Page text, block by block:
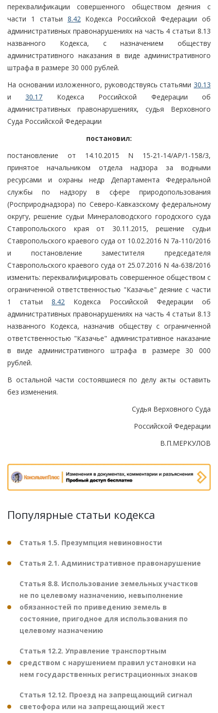
переквалификации совершенного обществом деяния с
части 1 статьи 8.42 Кодекса Российской Федерации об
административных правонарушениях на часть 4 статьи 8.13
названного Кодекса, с назначением обществу
административного наказания в виде административного
штрафа в размере 30 000 рублей.
На основании изложенного, руководствуясь статьями 30.13
и30.17 Кодекса Российской Федерации об
административных правонарушениях, судья Верховного
Суда Российской Федерации
постановил:
постановление от 14.10.2015 N 15-21-14/АР/1-158/3,
принятое начальником отдела надзора за водными
ресурсами и охраны недр Департамента Федеральной
службы по надзору в сфере природопользования
(Росприроднадзора) по Северо-Кавказскому федеральному
округу, решение судьи Минераловодского городского суда
Ставропольского края от 30.11.2015, решение судьи
Ставропольского краевого суда от 10.02.2016 N 7а-110/2016
и постановление заместителя председателя
Ставропольского краевого суда от 25.07.2016 N 4а-638/2016
изменить: переквалифицировать совершенное обществом с
ограниченной ответственностью "Казачье" деяние с части
1 статьи 8.42 Кодекса Российской Федерации об
административных правонарушениях на часть 4 статьи 8.13
названного Кодекса, назначив обществу с ограниченной
ответственностью "Казачье" административное наказание
в виде административного штрафа в размере 30 000
рублей.
В остальной части состоявшиеся по делу акты оставить
без изменения.
Судья Верховного Суда
Российской Федерации
В.П.МЕРКУЛОВ
Популярные статьи кодекса
Статья 1.5. Презумпция невиновности
Статья 2.1. Административное правонарушение
Статья 8.8. Использование земельных участков
не по целевому назначению, невыполнение
обязанностей по приведению земель в
состояние, пригодное для использования по
целевому назначению
Статья 12.2. Управление транспортным
средством с нарушением правил установки на
нем государственных регистрационных знаков
Статья 12.12. Проезд на запрещающий сигнал
светофора или на запрещающий жест